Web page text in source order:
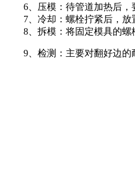
6、压模：待管道加热后，要
7、冷却：螺栓拧紧后，放
8、拆模：将固定模具的螺
9、检测：主要对翻好边的耐